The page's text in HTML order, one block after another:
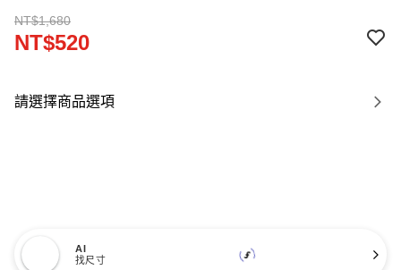
NT$1,680
NT$520
請選擇商品選項
AI
找尺寸